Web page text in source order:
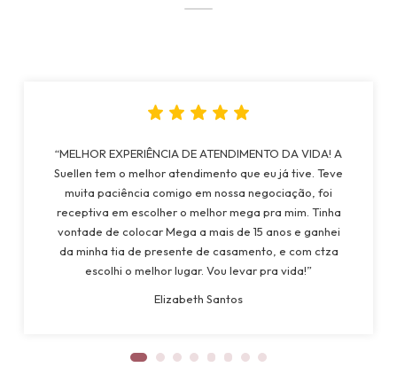
“MELHOR EXPERIÊNCIA DE ATENDIMENTO DA VIDA! A
Suellen tem o melhor atendimento que eu já tive. Teve
muita paciência comigo em nossa negociação, foi
receptiva em escolher o melhor mega pra mim. Tinha
vontade de colocar Mega a mais de 15 anos e ganhei
da minha tia de presente de casamento, e com ctza
escolhi o melhor lugar. Vou levar pra vida!”
Elizabeth Santos